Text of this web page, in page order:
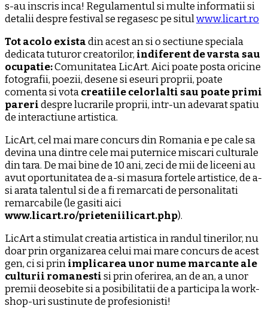
s-au inscris inca! Regulamentul si multe informatii si
detalii despre festival se regasesc pe situlwww.licart.ro
Tot acolo existadin acest an si o sectiune speciala
dedicata tuturor creatorilor, indiferent de varsta sau
ocupatie:Comunitatea LicArt. Aici poate posta oricine
fotografii, poezii, desene si eseuri proprii, poate
comenta si votacreatiile celorlalti sau poate primi
pareridespre lucrarile proprii, intr-un adevarat spatiu
de interactiune artistica.
LicArt, cel mai mare concurs din Romania e pe cale sa
devina una dintre cele mai puternice miscari culturale
din tara. De mai bine de 10 ani, zeci de mii de liceeni au
avut oportunitatea de a-si masura fortele artistice, de a-
si arata talentul si de a fi remarcati de personalitati
remarcabile (le gasiti aici
www.licart.ro/prieteniilicart.php).
LicArt a stimulat creatia artistica in randul tinerilor, nu
doar prin organizarea celui mai mare concurs de acest
gen, ci si prinimplicarea unor nume marcante ale
culturii romanestisi prin oferirea, an de an, a unor
premii deosebite si a posibilitatii de a participa la work-
shop-uri sustinute de profesionisti!